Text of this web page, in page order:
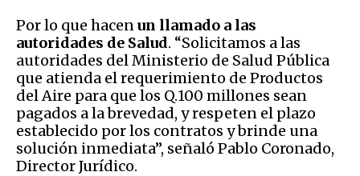
Por lo que hacenun llamado a las
autoridades de Salud. “Solicitamos a las
autoridades del Ministerio de Salud Pública
que atienda el requerimiento de Productos
del Aire para que los Q.100 millones sean
pagados a la brevedad, y respeten el plazo
establecido por los contratos y brinde una
solución inmediata”, señaló Pablo Coronado,
Director Jurídico.